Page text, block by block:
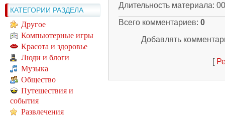
КАТЕГОРИИ РАЗДЕЛА
Другое
Компьютерные игры
Красота и здоровье
Люди и блоги
Музыка
Общество
Путешествия и
события
Развлечения
Длительность материала:
Всего комментариев: 0
Добавлять
[